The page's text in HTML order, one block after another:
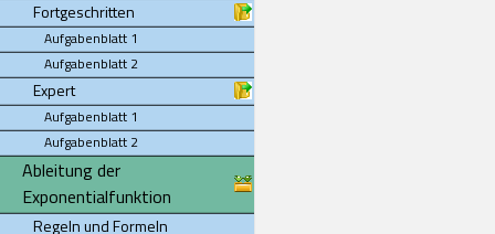
Fortgeschritten
Aufgabenblatt 1
Aufgabenblatt 2
Expert
Aufgabenblatt 1
Aufgabenblatt 2
Ableitung der
Exponentialfunktion
Regeln und Formeln